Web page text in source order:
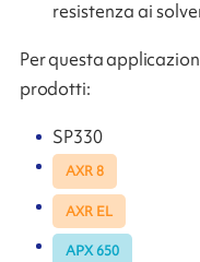
resistenza ai
Per questa
prodotti:
SP330
AXR 8
AXR EL
APX 650